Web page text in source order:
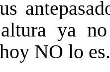
ya
NO lo es.